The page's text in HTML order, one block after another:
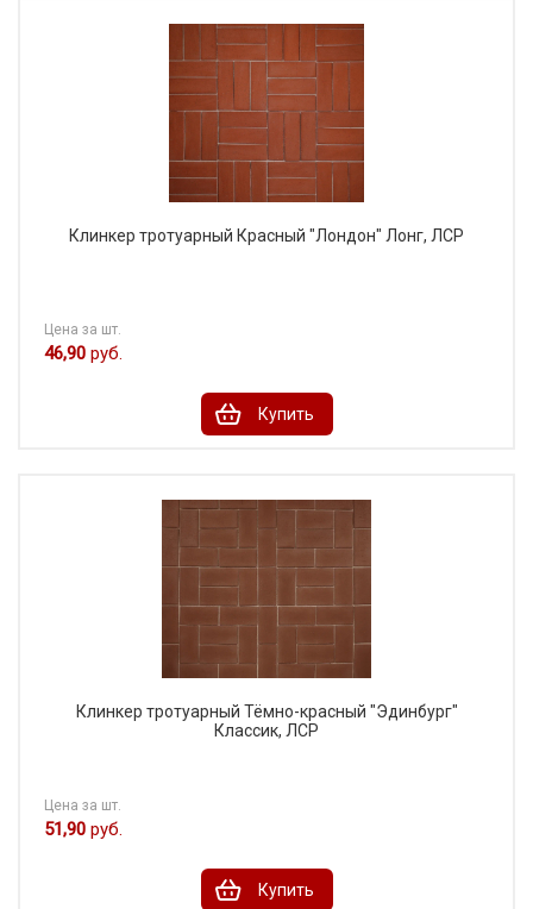
Клинкер тротуарный Красный "Лондон" Лонг, ЛСР
Цена за шт.
46,90 руб.
Купить
Клинкер тротуарный Тёмно-красный "Эдинбург"
Классик, ЛСР
Цена за шт.
51,90 руб.
Купить